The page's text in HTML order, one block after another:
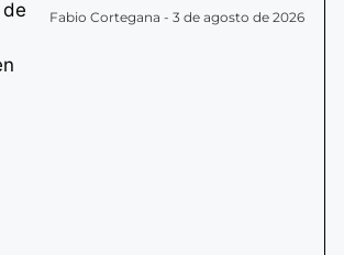
Fabio Cortegana 3 de agosto de 2026